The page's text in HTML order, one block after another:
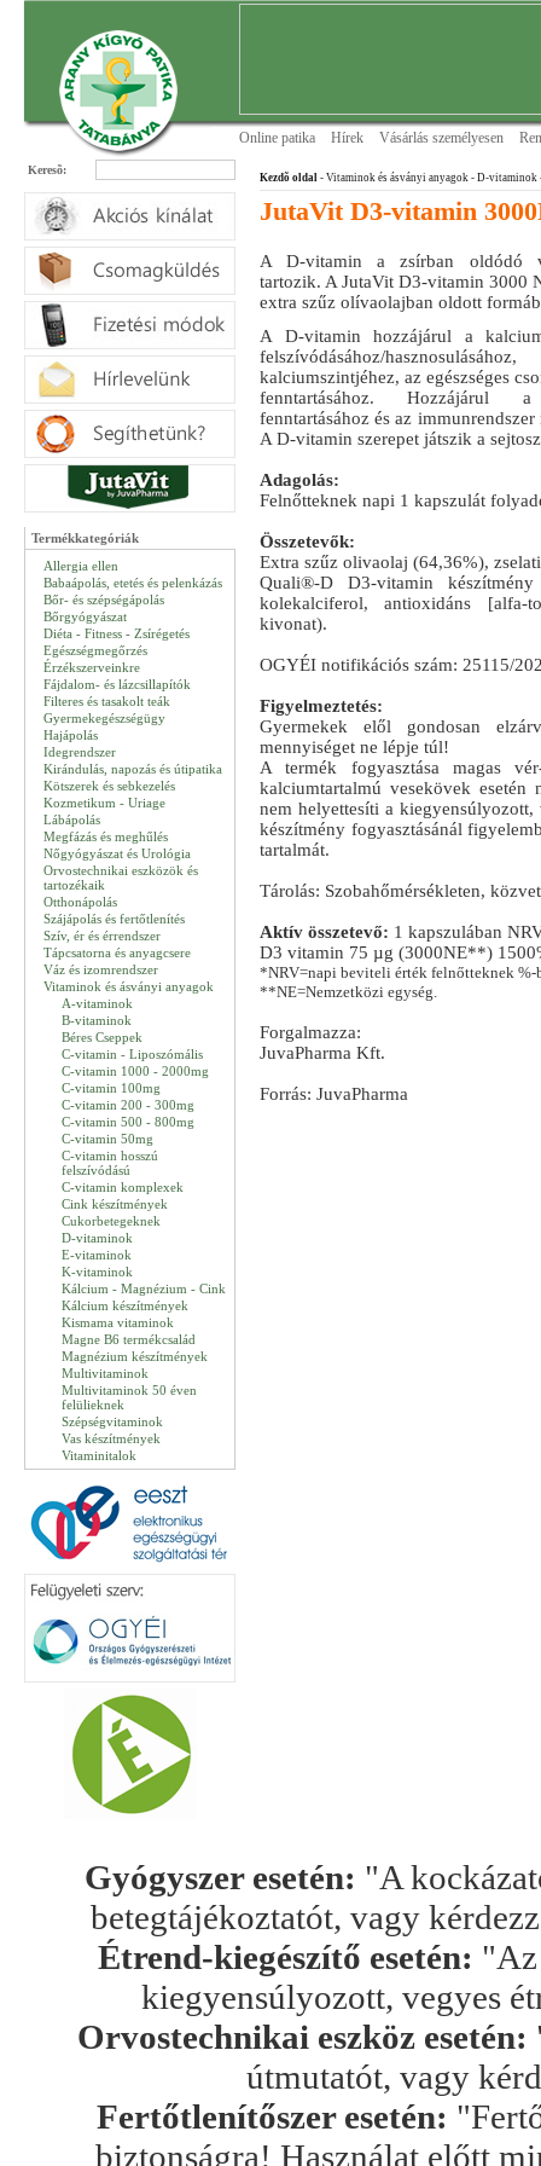
Online patika Hírek Vásárlás személyesen
Keresõ:
Termékkategóriák
Allergia ellen
Babaápolás, etetés és pelenkázás
Bőr- és szépségápolás
Bőrgyógyászat
Diéta - Fitness - Zsírégetés
Egészségmegőrzés
Érzékszerveinkre
Fájdalom- és lázcsillapítók
Filteres és tasakolt teák
Gyermekegészségügy
Hajápolás
Idegrendszer
Kirándulás, napozás és útipatika
Kötszerek és sebkezelés
Kozmetikum - Uriage
Lábápolás
Megfázás és meghűlés
Nőgyógyászat és Urológia
Orvostechnikai eszközök és
tartozékaik
Otthonápolás
Szájápolás és fertőtlenítés
Szív, ér és érrendszer
Tápcsatorna és anyagcsere
Váz és izomrendszer
Vitaminok és ásványi anyagok
A-vitaminok
B-vitaminok
Béres Cseppek
C-vitamin - Liposzómális
C-vitamin 1000 - 2000mg
C-vitamin 100mg
C-vitamin 200 - 300mg
C-vitamin 500 - 800mg
C-vitamin 50mg
C-vitamin hosszú
felszívódású
C-vitamin komplexek
Cink készítmények
Cukorbetegeknek
D-vitaminok
E-vitaminok
K-vitaminok
Kálcium - Magnézium - Cink
Kálcium készítmények
Kismama vitaminok
Magne B6 termékcsalád
Magnézium készítmények
Multivitaminok
Multivitaminok 50 éven
felülieknek
Szépségvitaminok
Vas készítmények
Vitaminitalok
Kezdõ oldal - Vitaminok és ásványi anyagok - D-vitaminok
JutaVit D3-vitamin
A D-vitamin a zsírban oldódó
tartozik. A JutaVit D3-vitamin 3000
extra szűz olívaolajban oldott
A D-vitamin hozzájárul a
felszívódásához/
kalciumszintjéhez, az egészséges
fenntartásához. Hozzájárul
fenntartásához és az
A D-vitamin szerepet játszik a
Adagolás:
Felnőtteknek napi 1 kapszulát
Összetevők:
Extra szűz olivaolaj (64,36%),
Quali®-D D3-vitamin
kolekalciferol, antioxidáns [alfa-
kivonat).
OGYÉI notifikációs szám: 25115/
Figyelmeztetés:
Gyermekek elől gondosan
mennyiséget ne lépje túl!
A termék fogyasztása magas
kalciumtartalmú vesekövek esetén
nem helyettesíti a kiegyensúlyozott,
készítmény fogyasztásánál
tartalmát.
Tárolás: Szobahőmérsékleten,
Aktív összetevő: 1 kapszulában
D3 vitamin 75 µg (3000NE**)
*NRV=napi beviteli érték felnőtteknek %-
**NE=Nemzetközi egység.
Forgalmazza:
JuvaPharma Kft.
Forrás: JuvaPharma
Gyógyszer esetén: "A
betegtájékoztatót, vagy
Étrend-kiegészítő esetén: "Az
kiegyensúlyozott, vegyes
Orvostechnikai eszköz esetén:
útmutatót, vagy
Fertőtlenítőszer esetén:
biztonságra! Használat előtt